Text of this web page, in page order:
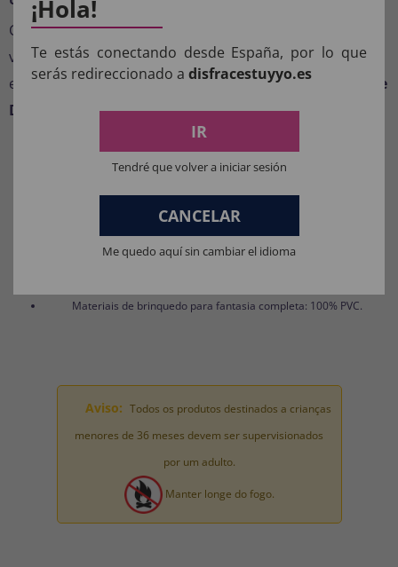
Com seu design exagerado e bem-humorado, esta
viseira é o acessório ideal para quem busca se destacar
e arrancar risadas. Perfeita para completar a fantasia
de
Donald Trumpe causar impacto em qualquer evento.
COMPOSIÇÃO DOS NOSSOS
Materiais para fantasias, acessórios de roupas e perucas: 100%
POLIÉSTER.
Materiais de brinquedo para fantasia completa: 100% PVC.
Aviso: Todos os produtos destinados a crianças
menores de 36 meses devem ser supervisionados
por um adulto.
Manter longe do fogo.
¡Hola!
Te estás conectando desde España, por lo que
serás redireccionado a disfracestuyyo.es
IR
Tendré que volver a iniciar sesión
CANCELAR
Me quedo aquí sin cambiar el idioma